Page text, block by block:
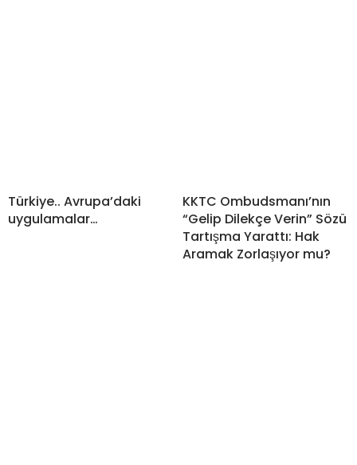
Türkiye.. Avrupa’daki
uygulamalar…
KKTC Ombudsmanı’nın
“Gelip Dilekçe Verin” Sözü
Tartışma Yarattı: Hak
Aramak Zorlaşıyor mu?